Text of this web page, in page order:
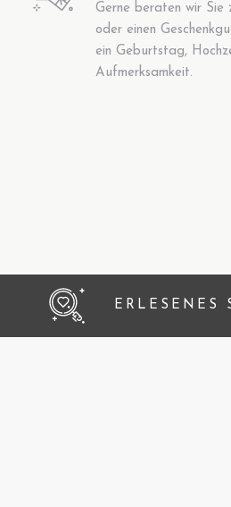
Gerne beraten wir Sie
oder einen
ein Geburtstag,
Aufmerksamkeit.
ERLESENES